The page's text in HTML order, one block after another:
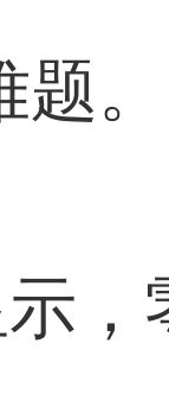
。
，